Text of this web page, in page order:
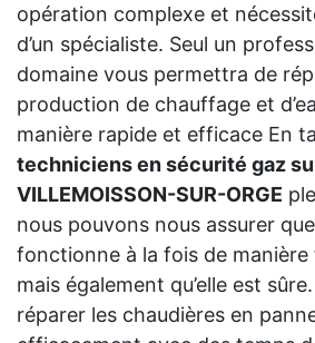
opération complexe et
d’un spécialiste. Seul un
domaine vous permettra de
production de chauffage et
manière rapide et efficace En
techniciens en sécurité gaz
VILLEMOISSON-SUR-ORGE
nous pouvons nous assurer
fonctionne à la fois de
mais également qu’elle est
réparer les chaudières en